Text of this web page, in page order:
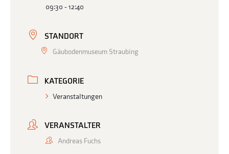
09:30 - 12:40
STANDORT
Gäubodenmuseum Straubing
KATEGORIE
Veranstaltungen
VERANSTALTER
Andreas Fuchs